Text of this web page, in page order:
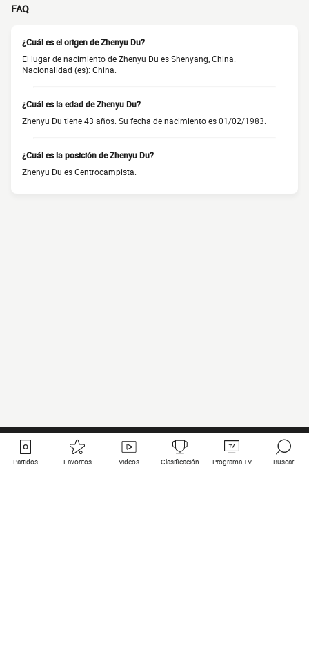
FAQ
¿Cuál es el origen de Zhenyu Du?
El lugar de nacimiento de Zhenyu Du es Shenyang, China.
Nacionalidad (es): China.
¿Cuál es la edad de Zhenyu Du?
Zhenyu Du tiene 43 años. Su fecha de nacimiento es 01/02/1983.
¿Cuál es la posición de Zhenyu Du?
Zhenyu Du es Centrocampista.
Partidos Favoritos Videos Clasificación Programa TV Buscar